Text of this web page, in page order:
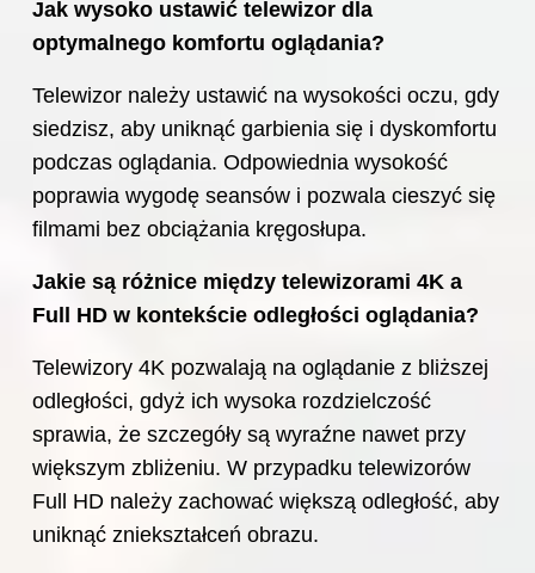
Jak wysoko ustawić telewizor dla
optymalnego komfortu oglądania?
Telewizor należy ustawić na wysokości oczu, gdy
siedzisz, aby uniknąć garbienia się i dyskomfortu
podczas oglądania. Odpowiednia wysokość
poprawia wygodę seansów i pozwala cieszyć się
filmami bez obciążania kręgosłupa.
Jakie są różnice między telewizorami 4K a
Full HD w kontekście odległości oglądania?
Telewizory 4K pozwalają na oglądanie z bliższej
odległości, gdyż ich wysoka rozdzielczość
sprawia, że szczegóły są wyraźne nawet przy
większym zbliżeniu. W przypadku telewizorów
Full HD należy zachować większą odległość, aby
uniknąć zniekształceń obrazu.